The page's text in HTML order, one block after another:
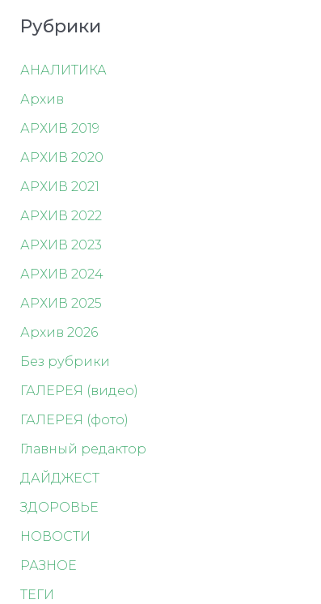
Рубрики
АНАЛИТИКА
Архив
АРХИВ 2019
АРХИВ 2020
АРХИВ 2021
АРХИВ 2022
АРХИВ 2023
АРХИВ 2024
АРХИВ 2025
Архив 2026
Без рубрики
ГАЛЕРЕЯ (видео)
ГАЛЕРЕЯ (фото)
Главный редактор
ДАЙДЖЕСТ
ЗДОРОВЬЕ
НОВОСТИ
РАЗНОЕ
ТЕГИ